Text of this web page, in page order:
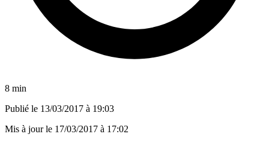
8 min
Publié le 13/03/2017 à 19:03
Mis à jour le 17/03/2017 à 17:02